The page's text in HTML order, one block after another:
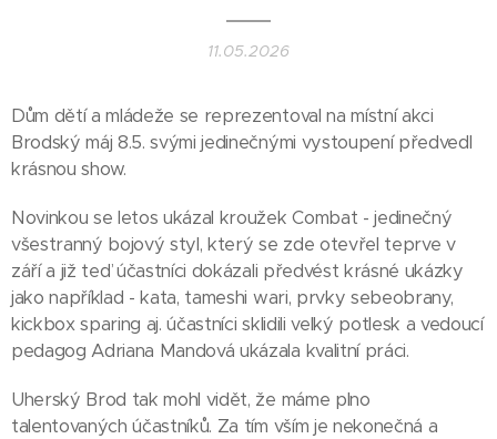
11.05.2026
Dům dětí a mládeže se reprezentoval na místní akci
Brodský máj 8.5. svými jedinečnými vystoupení předvedl
krásnou show.
Novinkou se letos ukázal kroužek Combat - jedinečný
všestranný bojový styl, který se zde otevřel teprve v
září a již teď účastníci dokázali předvést krásné ukázky
jako například - kata, tameshi wari, prvky sebeobrany,
kickbox sparing aj. účastníci sklidili velký potlesk a vedoucí
pedagog Adriana Mandová ukázala kvalitní práci.
Uherský Brod tak mohl vidět, že máme plno
talentovaných účastníků. Za tím vším je nekonečná a